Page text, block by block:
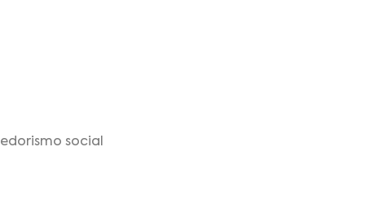
social